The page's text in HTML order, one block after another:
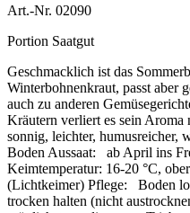
Art.-Nr. 02090
Portion Saatgut
Geschmacklich ist das
Winterbohnenkraut, passt aber
auch zu anderen
Kräutern verliert es sein
sonnig, leichter, humusreicher,
Boden Aussaat: ab April ins
Keimtemperatur: 16-20 °C,
(Lichtkeimer) Pflege: Boden
trocken halten (nicht